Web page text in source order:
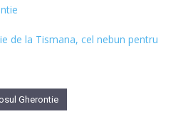
de la Tismana, cel nebun pentru
Gherontie